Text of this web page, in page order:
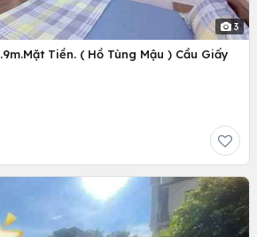
3
Tiền. ( Hồ Tùng Mậu ) Cầu Giấy